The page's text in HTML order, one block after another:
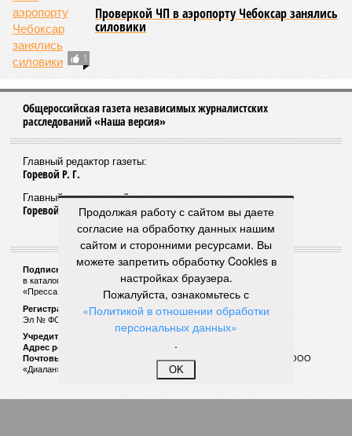
1
Проверкой ЧП в аэропорту Чебоксар занялись
силовики
Общероссийская газета независимых журналистских
расследований «Наша версия»
Главный редактор газеты:
Горевой Р. Г.
Главный редактор сайта:
Горевой Р. Г.
Подписной индекс газеты «Наша версия»:
в каталоге «Почта России» —99266
«Пресса России» (зелёный) —41522
Регистрационный номер Роскомнадзора
Эл № ФС77-53847 от 26.04.2013.
Учредитель ООО «Версия»
Адрес редакции:
123100, Россия, Москва, улица 1905 года, 7с1
Почтовый адрес редакции:
123022, Россия, Москва, а/я 29. для ООО
«Диалан»
Продолжая работу с сайтом вы даете
согласие на обработку данных нашим
сайтом и сторонними ресурсами. Вы
можете запретить обработку Cookies в
настройках браузера.
Пожалуйста, ознакомьтесь с
«Политикой в отношении обработки
персональных данных»
.
OK